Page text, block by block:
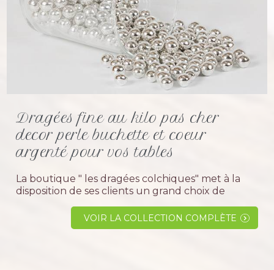
Dragées fine au kilo pas cher
decor perle buchette et coeur
argenté pour vos tables
La boutique " les dragées colchiques" met à la
disposition de ses clients un grand choix de
boites à dragées ou déco de gâteau et pièce...
VOIR LA COLLECTION COMPLÈTE